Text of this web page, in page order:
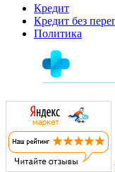
Кредит
Кредит без
Политика